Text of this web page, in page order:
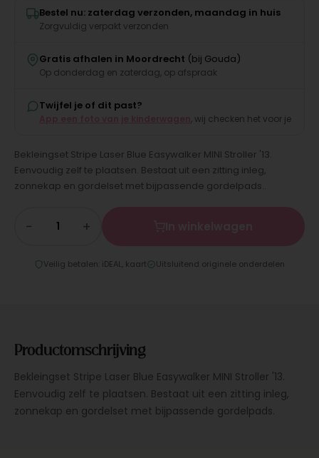
Bestel nu: zaterdag verzonden, maandag in huis
Zorgvuldig verpakt verzonden
Gratis afhalen in Moordrecht (bij Gouda)
Op donderdag en zaterdag, op afspraak
Twijfel je of dit past?
, wij checken het voor je
Bekleingset Stripe Laser Blue Easywalker MINI Stroller '13.
Eenvoudig zelf te plaatsen. Bestaat uit een zitting inleg,
zonnekap en gordelset met bijpassende gordelpads..
− +
Veilig betalen: iDEAL, kaart Uitsluitend originele onderdelen
Productomschrijving
Bekleingset Stripe Laser Blue Easywalker MINI Stroller '13.
Eenvoudig zelf te plaatsen. Bestaat uit een zitting inleg,
zonnekap en gordelset met bijpassende gordelpads.